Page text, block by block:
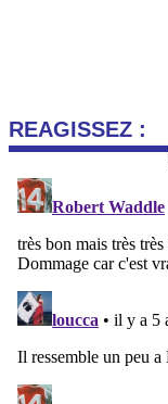
REAGISSEZ :